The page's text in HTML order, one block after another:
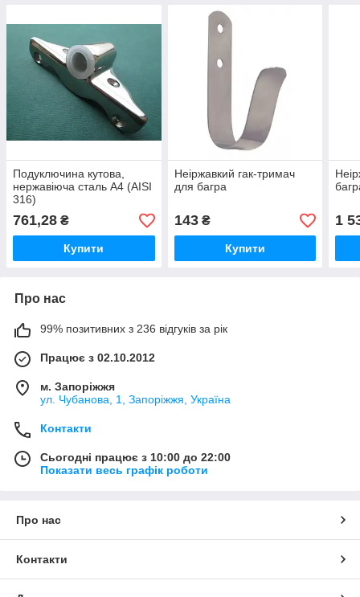
Подуключина кутова,
нержавіюча сталь А4 (AISI
316)
761,28 ₴
Купити
Неіржавкий гак-тримач
для багра
143₴
Купити
1
Про нас
99% позитивних з 236 відгуків за рік
Працює з 02.10.2012
м. Запоріжжя
ул. Чубанова, 1, Запоріжжя, Україна
Контакти
Сьогодні працює з 10:00 до 22:00
Показати весь графік роботи
Про нас
Контакти